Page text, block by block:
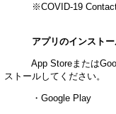
※COVID-19 Contact
アプリのインスト
App Storeまたは
ストールしてください。
・Google Play